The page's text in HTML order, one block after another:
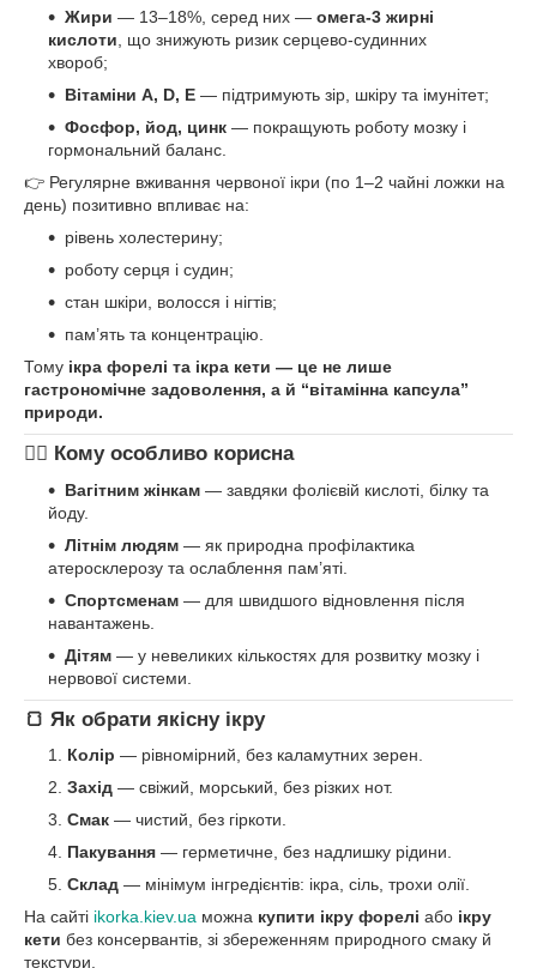
Жири — 13–18%, серед них — омега-3 жирні
кислоти , що знижують ризик серцево-судинних
хвороб;
Вітаміни A, D, E — підтримують зір, шкіру та імунітет;
Фосфор, йод, цинк — покращують роботу мозку і
гормональний баланс.
👉 Регулярне вживання червоної ікри (по 1–2 чайні ложки на
день) позитивно впливає на:
рівень холестерину;
роботу серця і судин;
стан шкіри, волосся і нігтів;
пам’ять та концентрацію.
Тому ікра форелі та ікра кети — це не лише
гастрономічне задоволення, а й “вітамінна капсула”
природи.
👩‍⚕️ Кому особливо корисна
Вагітним жінкам — завдяки фолієвій кислоті, білку та
йоду.
Літнім людям — як природна профілактика
атеросклерозу та ослаблення пам’яті.
Спортсменам — для швидшого відновлення після
навантажень.
Дітям — у невеликих кількостях для розвитку мозку і
нервової системи.
🍞 Як обрати якісну ікру
Колір — рівномірний, без каламутних зерен.
Захід — свіжий, морський, без різких нот.
Смак — чистий, без гіркоти.
Пакування — герметичне, без надлишку рідини.
Склад — мінімум інгредієнтів: ікра, сіль, трохи олії.
На сайті ikorka.kiev.ua можна купити ікру форелі або ікру
кети без консервантів, зі збереженням природного смаку й
текстури.